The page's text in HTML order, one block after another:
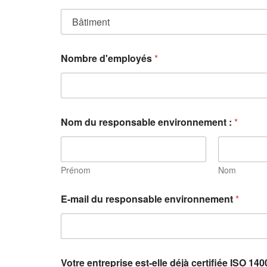
Nombre d'employés*
Nom du responsable environnement : *
Prénom Nom
E-mail du responsable environnement*
Votre entreprise est-elle déjà certifiée ISO